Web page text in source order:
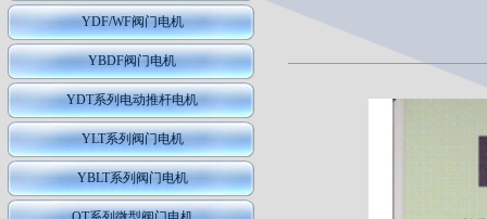
YDF/WF阀门电机
YBDF阀门电机
YDT系列电动推杆电机
YLT系列阀门电机
YBLT系列阀门电机